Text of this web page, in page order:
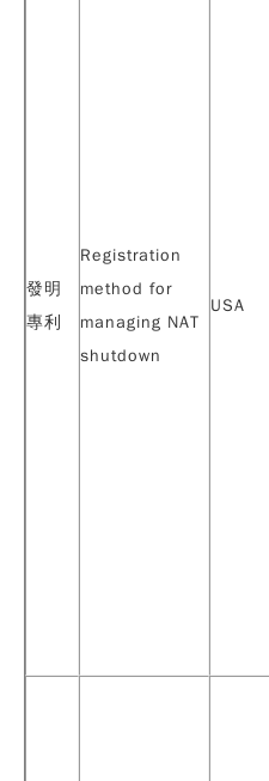
發明
專利
Registration
method for
managing NAT
shutdown
USA